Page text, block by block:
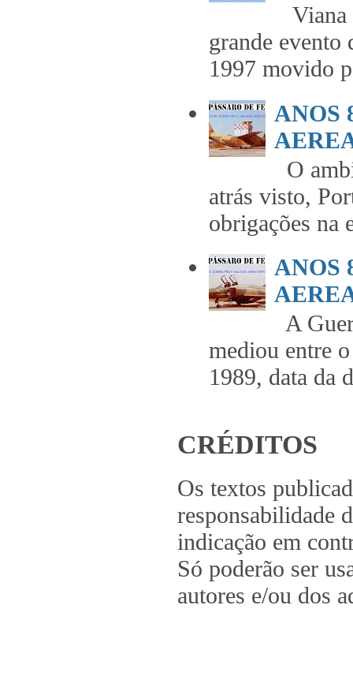
Viana
grande evento
1997 movido
ANOS
O
atrás visto,
obrigações na
ANOS
A
mediou entre
1989, data da
CRÉDITOS
Os textos
responsabilidade
indicação em
Só poderão ser
autores e/ou dos